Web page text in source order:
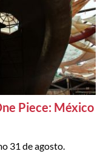
Piece: México
31 de agosto.